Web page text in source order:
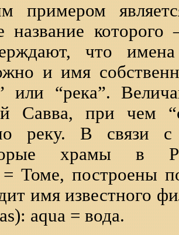
примером
название
что
и имя
или “река”.
Савва, при чем
реку. В связи с
храмы в
Томе, построены
имя известного
aqua = вода.